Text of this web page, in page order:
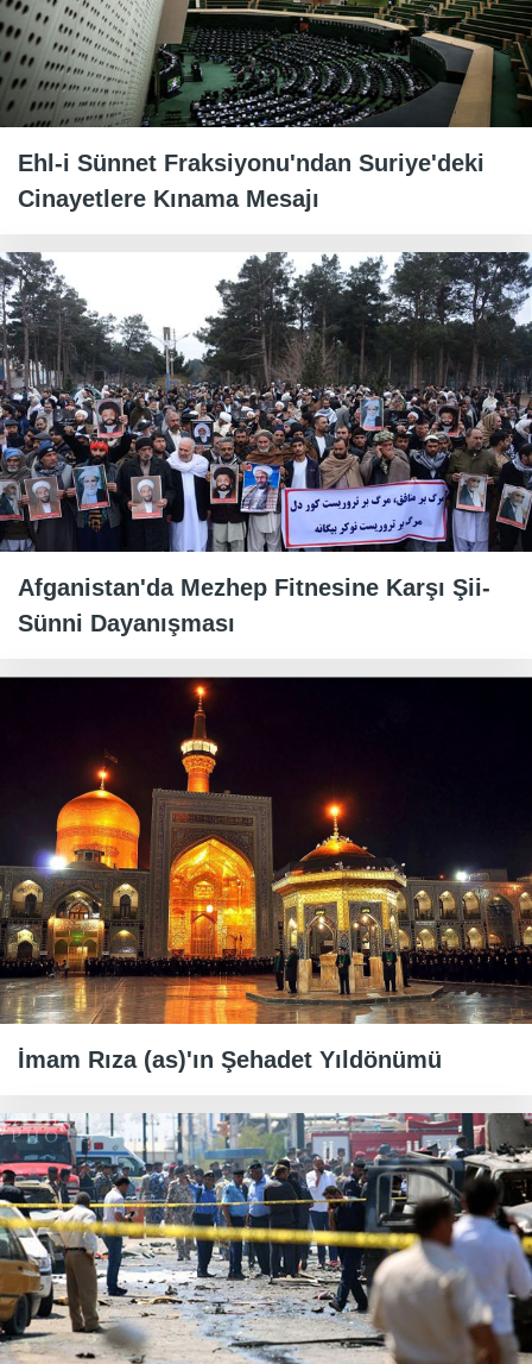
Ehl-i Sünnet Fraksiyonu'ndan Suriye'deki
Cinayetlere Kınama Mesajı
Afganistan'da Mezhep Fitnesine Karşı Şii-
Sünni Dayanışması
İmam Rıza (as)'ın Şehadet Yıldönümü